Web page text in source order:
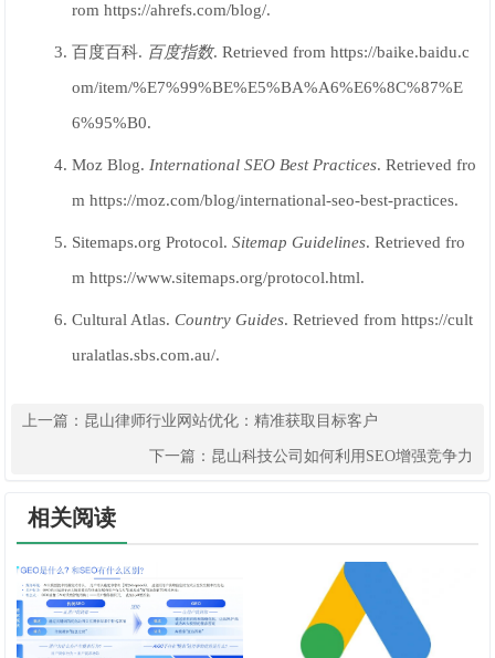
rom https://ahrefs.com/blog/.
百度百科. 百度指数. Retrieved from https://baike.baidu.c
om/item/%E7%99%BE%E5%BA%A6%E6%8C%87%E
6%95%B0.
Moz Blog. International SEO Best Practices. Retrieved fro
m https://moz.com/blog/international-seo-best-practices.
Sitemaps.org Protocol.Sitemap Guidelines. Retrieved fro
m https://www.sitemaps.org/protocol.html.
Cultural Atlas. Country Guides. Retrieved from https://cult
uralatlas.sbs.com.au/.
上一篇： 昆山律师行业网站优化：精准获取目标客户
下一篇： 昆山科技公司如何利用SEO增强竞争力
相关阅读